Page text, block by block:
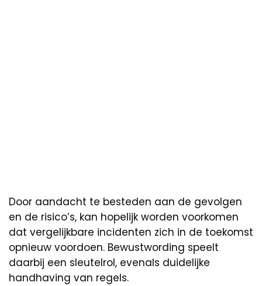
Door aandacht te besteden aan de gevolgen
en de risico’s, kan hopelijk worden voorkomen
dat vergelijkbare incidenten zich in de toekomst
opnieuw voordoen. Bewustwording speelt
daarbij een sleutelrol, evenals duidelijke
handhaving van regels.